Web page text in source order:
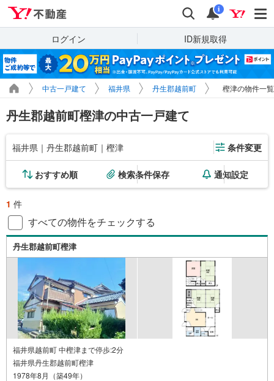
検索 通知
i
ログイン ID新規取得
中古一戸建て 福井県 丹生郡越前町 樫津の物件一覧
丹生郡越前町樫津の中古一戸建て
福井県｜丹生郡越前町｜樫津 条件変更
おすすめ順 検索条件保存 通知設定
1 件
すべての物件をチェックする
丹生郡越前町樫津
福井県越前町 中樫津まで停歩:2分
福井県丹生郡越前町樫津
1978年8月（築49年）